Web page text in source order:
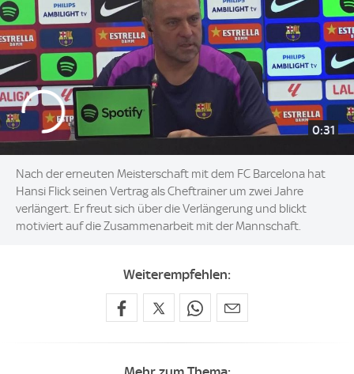
0:31
Nach der erneuten Meisterschaft mit dem FC Barcelona hat
Hansi Flick seinen Vertrag als Cheftrainer um zwei Jahre
verlängert. Er freut sich über die Verlängerung und blickt
motiviert auf die Zusammenarbeit mit der Mannschaft.
Weiterempfehlen: